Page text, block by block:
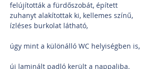
felújították a fürdőszobát, épített
zuhanyt alakítottak ki, kellemes színű,
ízléses burkolat látható,
úgy mint a különálló WC helyiségben is,
új laminált padló került a nappaliba.